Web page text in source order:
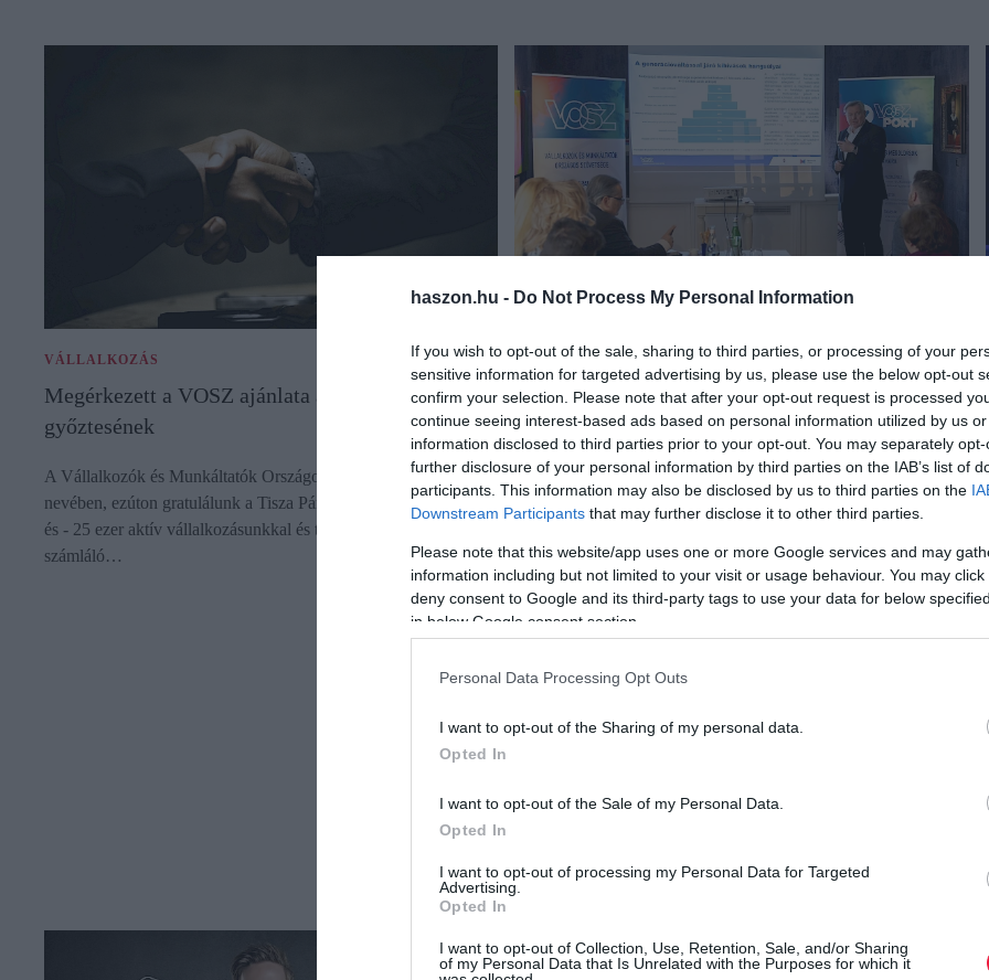
haszon.hu - Do Not Process My Personal Information
If you wish to opt-out of the sale, sharing to third parties, or processing of your
sensitive information for targeted advertising by us, please use the below opt-out
confirm your selection. Please note that after your opt-out request is processed
continue seeing interest-based ads based on personal information utilized by us
information disclosed to third parties prior to your opt-out. You may separately
further disclosure of your personal information by third parties on the IAB’s list of
participants. This information may also be disclosed by us to third parties on the
Downstream Participants that may further disclose it to other third parties.
Please note that this website/app uses one or more Google services and may
information including but not limited to your visit or usage behaviour. You may
deny consent to Google and its third-party tags to use your data for below
in below Google consent section.
Personal Data Processing Opt Outs
I want to opt-out of the Sharing of my personal data.
Opted In
I want to opt-out of the Sale of my Personal Data.
Opted In
I want to opt-out of processing my Personal Data for Targeted
Advertising.
Opted In
I want to opt-out of Collection, Use, Retention, Sale, and/or Sharing
of my Personal Data that Is Unrelated with the Purposes for which it
VÁLLALKOZÁS
Megérkezett a VOSZ ajánlata a választás
győztesének
A Vállalkozók és Munkáltatók Országos Szövetsége (VOSZ)
nevében, ezúton gratulálunk a Tisza Párt választási győzelméhez
és - 25 ezer aktív vállalkozásunkkal és több, mint 60 ezer tagot
számláló…
GAZDASÁG
VOSZ Barométer: ebben látják a gazdaság egyik
fő problémáját a kkv-k
A kkv-szektor két éve tartós alkalmazkodási pályára állt, a
kedvezőtlen makrofeltételek közepette a működőképesség
kiszámíthatatlanság…